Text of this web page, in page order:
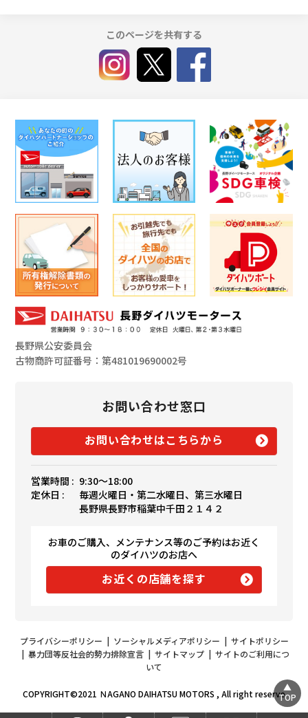
このページを共有する
長野県公安委員会
古物商許可証番号：第481019690002号
お問い合わせ窓口
お問い合わせはこちらから
営業時間 : 9:30〜18:00
定休日 :
毎週火曜日・第二水曜日、第三水曜日
長野県長野市稲葉中千田２１４２
お車のご購入、メンテナンス等のご予約はお近く
のダイハツのお店へ
お近くの店舗を探す
プライバシーポリシー | ソーシャルメディアポリシー | サイトポリシー
| 暴力団等反社会的勢力排除宣言| サイトマップ| サイトのご利用につ
いて
COPYRIGHT©2021 ＮAGANO DAIHATSU MOTORS , All right reserveTOP